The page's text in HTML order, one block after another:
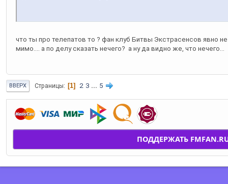
ПОДДЕРЖАТЬ
что ты про телепатов то ? фан клуб Битвы Экстрасенсов явно
мимо.... а по делу сказать нечего? а ну да видно же, что нечего...
ВВЕРХ Страницы 1 2 3 ... 5